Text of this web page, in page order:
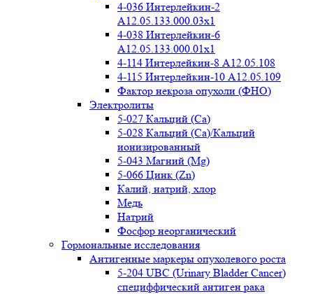
4-036 Интерлейкин-2
A12.05.133.000.03x1
4-038 Интерлейкин-6
A12.05.133.000.01x1
4-114 Интерлейкин-8 A12.05.108
4-115 Интерлейкин-10 A12.05.109
Фактор некроза опухоли (ФНО)
Электролиты
5-027 Кальций (Ca)
5-028 Кальций (Ca)/Кальций
ионизированный
5-043 Магний (Mg)
5-066 Цинк (Zn)
Калий, натрий, хлор
Медь
Натрий
Фосфор неорганический
Гормональные исследования
Антигенные маркеры опухолевого роста
5-204 UBC (Urinary Bladder Cancer)
специффический антиген рака